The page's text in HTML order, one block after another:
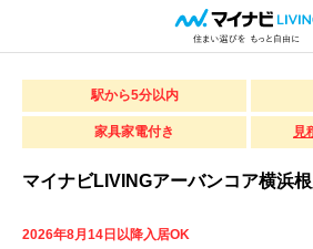
駅から5分以内
家具家電付き 見
マイナビLIVINGアーバンコア横浜
2026年8月14日以降入居OK